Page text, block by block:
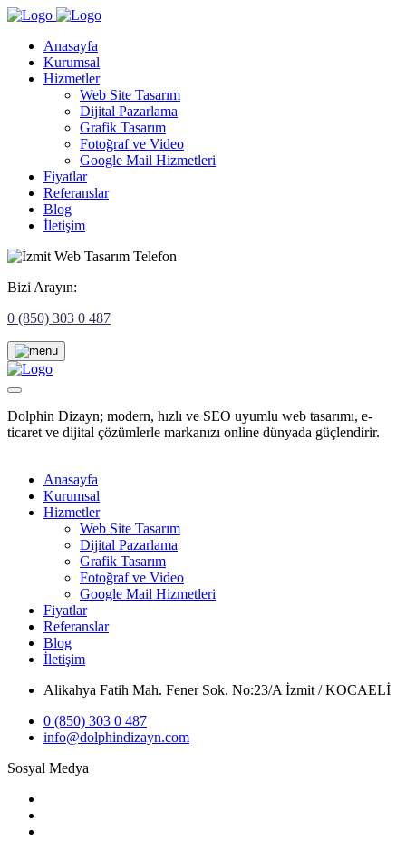
Anasayfa
Kurumsal
Hizmetler
Web Site Tasarım
Dijital Pazarlama
Grafik Tasarım
Fotoğraf ve Video
Google Mail Hizmetleri
Fiyatlar
Referanslar
Blog
İletişim
Bizi Arayın:
0 (850) 303 0 487
Dolphin Dizayn; modern, hızlı ve SEO uyumlu web tasarımı, e-
ticaret ve dijital çözümlerle markanızı online dünyada güçlendirir.
Anasayfa
Kurumsal
Hizmetler
Web Site Tasarım
Dijital Pazarlama
Grafik Tasarım
Fotoğraf ve Video
Google Mail Hizmetleri
Fiyatlar
Referanslar
Blog
İletişim
Alikahya Fatih Mah. Fener Sok. No:23/A İzmit / KOCAELİ
0 (850) 303 0 487
info@dolphindizayn.com
Sosyal Medya